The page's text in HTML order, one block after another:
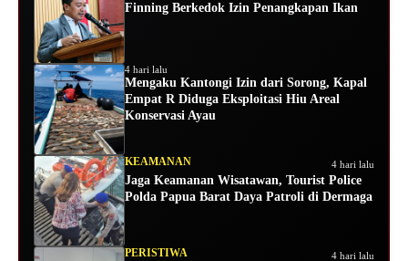
Finning Berkedok Izin Penangkapan Ikan
4 hari lalu
Mengaku Kantongi Izin dari Sorong, Kapal
Empat R Diduga Eksploitasi Hiu Areal
Konservasi Ayau
KEAMANAN 4 hari lalu
Jaga Keamanan Wisatawan, Tourist Police
Polda Papua Barat Daya Patroli di Dermaga
PERISTIWA 4 hari lalu